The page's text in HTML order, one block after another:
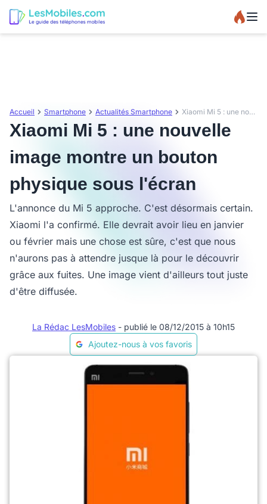
Accueil Smartphone Actualités Smartphone Xiaomi Mi 5 : une nouvelle image montre un bouton physique sous l'écran
Xiaomi Mi 5 : une nouvelle
image montre un bouton
physique sous l'écran
L'annonce du Mi 5 approche. C'est désormais certain.
Xiaomi l'a confirmé. Elle devrait avoir lieu en janvier
ou février mais une chose est sûre, c'est que nous
n'aurons pas à attendre jusque là pour le découvrir
grâce aux fuites. Une image vient d'ailleurs tout juste
d'être diffusée.
La Rédac LesMobiles - publié le 08/12/2015 à 10h15
Ajoutez-nous à vos favoris